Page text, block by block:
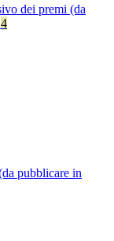
dei premi (da
4
pubblicare in